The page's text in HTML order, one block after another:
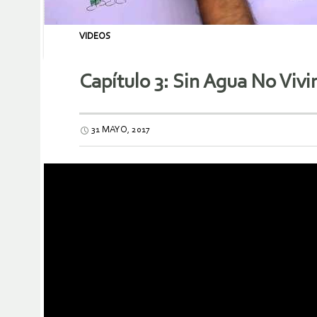
VIDEOS
Capítulo 3: Sin Agua No
31 MAYO, 2017